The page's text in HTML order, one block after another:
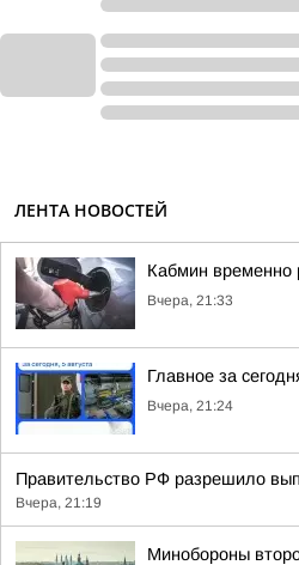
ЛЕНТА НОВОСТЕЙ
Кабмин временно
Вчера, 21:33
Главное за
Вчера, 21:24
Правительство РФ разрешило
Вчера, 21:19
Минобороны